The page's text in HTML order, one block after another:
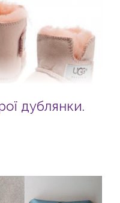
дублянки.